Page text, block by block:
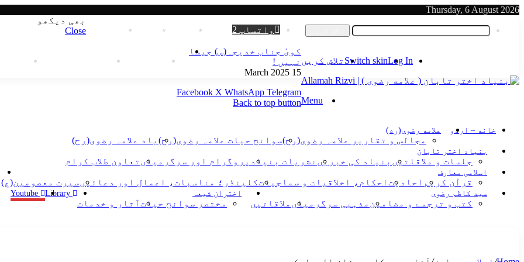
Thursday, 6 August 2026
YouTube Instagram WhatsApp واتساپ 2 Log In
ہمارے ممبر ہم سے رابطہ کریں لاگ تلاش کریں Switch skinLog In
Menu
خانه – اردو علامه رضوی(ره)
مجالس و تقاریر علامہ رضوی(رح)سوانح حیات علامہ رضوی(رح) یاد علامہ رضوی(رح)
بنیاد اختر تابان
جلسات و ملاقاتیں بنیاد کی خبریں نشریات بنیاد پروگرام اور سرگرمیاں تعاون طلاب کرام
اسلامی معارف
قرآن کریم احادیث احکام، اخلاقیات و سماجیاتکلینڈر؛ مناسبات، اعمال اور دعائیںسیرت معصومین(ع)
سید کاظم رضوی
کتب و ترجمے و مضامین مذہبی سرگرمیاں ملاقاتیں
اختران شیعہ
مختصر سوانح حیاتآثار و خدمات
بھی دیکھو
Close
کویٔ جناب خدیجہ(س) جیسا
نہیں !
15 March 2025
Facebook X WhatsApp Telegram
Back to top button